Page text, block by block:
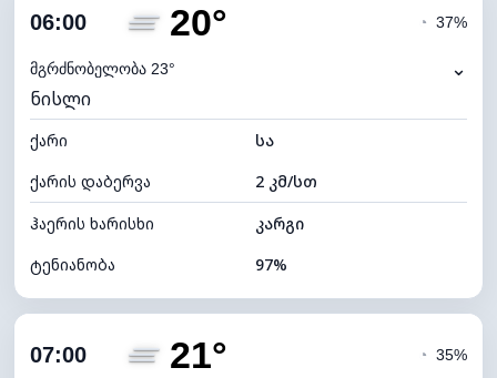
ღრუბლიანობა
ნამის წერტილი
ხილვადობა
განათების ინდექსი 0 (ბნელი)
ღრუბლის სიმაღლე 4000 მ
06:00 20°
მგრძნობელობა 23°
◔ 37%
⌄
ნისლი
ქარი
სა
ქარის დაბერვა
2 კმ/სთ
ჰაერის ხარისხი
კარგი
ტენიანობა
97%
ღრუბლიანობა
07:00 21° ◔ 35%